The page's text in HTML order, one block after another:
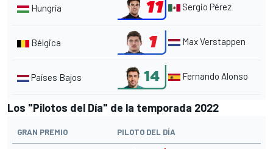
Hungría Sergio Pérez
Bélgica Max Verstappen
Países Bajos Fernando Alonso
Los "Pilotos del Día" de la temporada 2022
GRAN PREMIO PILOTO DEL DÍA